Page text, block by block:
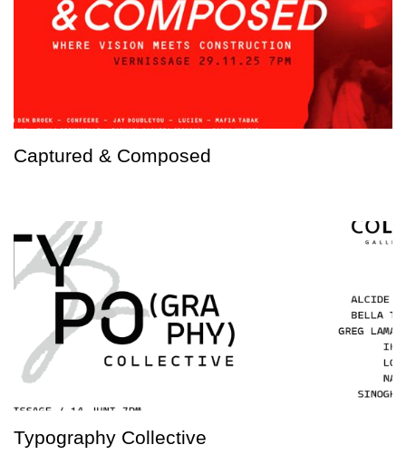
Captured & Composed
Typography Collective